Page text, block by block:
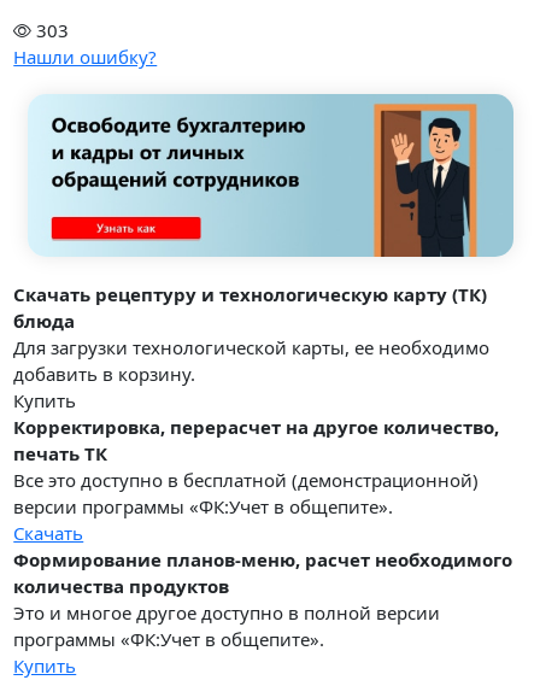
303
Нашли ошибку?
Скачать рецептуру и технологическую карту (ТК)
блюда
Для загрузки технологической карты, ее необходимо
добавить в корзину.
Купить
Корректировка, перерасчет на другое количество,
печать ТК
Все это доступно в бесплатной (демонстрационной)
версии программы «ФК:Учет в общепите».
Скачать
Формирование планов-меню, расчет необходимого
количества продуктов
Это и многое другое доступно в полной версии
программы «ФК:Учет в общепите».
Купить